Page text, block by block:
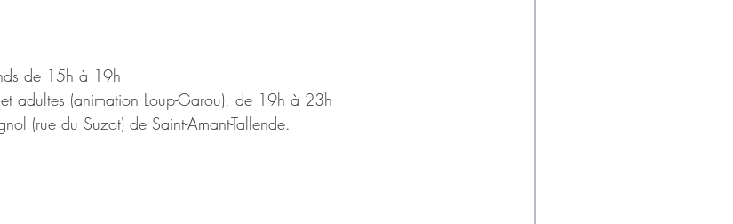
de 15h à 19h
adultes (animation Loup-Garou), de 19h à 23h
(rue du Suzot) de Saint-Amant-Tallende.